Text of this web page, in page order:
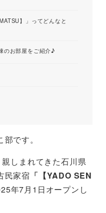
】」ってどんなと
のお部屋をご紹介♪
です。
しまれてきた石川県
民家宿 「【YADO SEN
年7月1日オープンし